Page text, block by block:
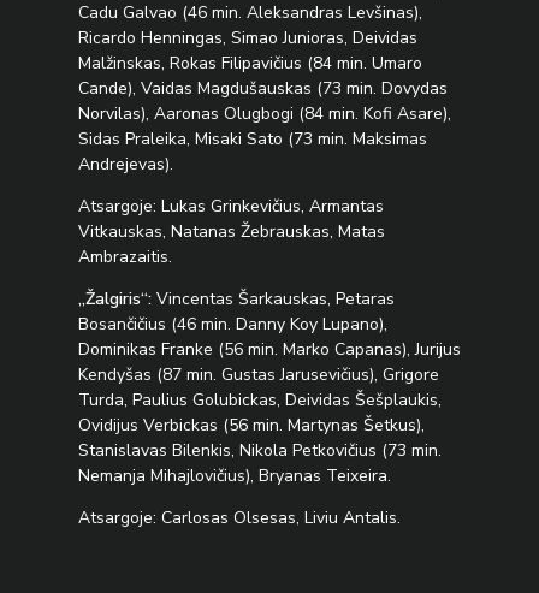
Cadu Galvao (46 min. Aleksandras Levšinas),
Ricardo Henningas, Simao Junioras, Deividas
Malžinskas, Rokas Filipavičius (84 min. Umaro
Cande), Vaidas Magdušauskas (73 min. Dovydas
Norvilas), Aaronas Olugbogi (84 min. Kofi Asare),
Sidas Praleika, Misaki Sato (73 min. Maksimas
Andrejevas).
Atsargoje: Lukas Grinkevičius, Armantas
Vitkauskas, Natanas Žebrauskas, Matas
Ambrazaitis.
„Žalgiris“:Vincentas Šarkauskas, Petaras
Bosančičius (46 min. Danny Koy Lupano),
Dominikas Franke (56 min. Marko Capanas), Jurijus
Kendyšas (87 min. Gustas Jarusevičius), Grigore
Turda, Paulius Golubickas, Deividas Šešplaukis,
Ovidijus Verbickas (56 min. Martynas Šetkus),
Stanislavas Bilenkis, Nikola Petkovičius (73 min.
Nemanja Mihajlovičius), Bryanas Teixeira.
Atsargoje: Carlosas Olsesas, Liviu Antalis.